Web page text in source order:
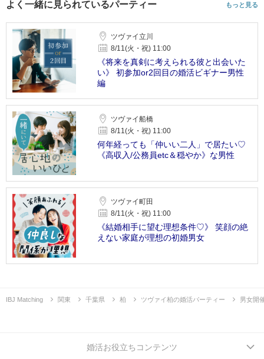
よく一緒に見られているパーティー もっと見る
ツヴァイ立川
8/11(火・祝) 11:00
《将来を真剣に考えられる彼と出会いた
い》 初参加or2回目の婚活ビギナー男性
編
ツヴァイ船橋
8/11(火・祝) 11:00
何年経っても「仲いい二人」で居たい♡
《高収入/公務員etc＆穏やか》な男性
ツヴァイ町田
8/11(火・祝) 11:00
《結婚相手に望む理想条件♡》 笑顔の絶
えない家庭が理想の初婚男女
IBJ Matching 関東 千葉県 柏 ツヴァイ柏の婚活パーティー 男女開
婚活お役立ちコンテンツ